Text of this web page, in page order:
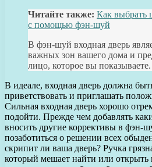
Читайте также: Как выбрать
с помощью фэн-шуй
В фэн-шуй входная дверь
важных зон вашего дома и
лицо, которое вы показываете.
В идеале, входная дверь должна
приветствовать и приглашать
Сильная входная дверь хорошо
подойти. Прежде чем добавлять
вносить другие коррективы в фэн-
позаботиться о решении всех
скрипит ли ваша дверь? Ручка
который мешает найти или